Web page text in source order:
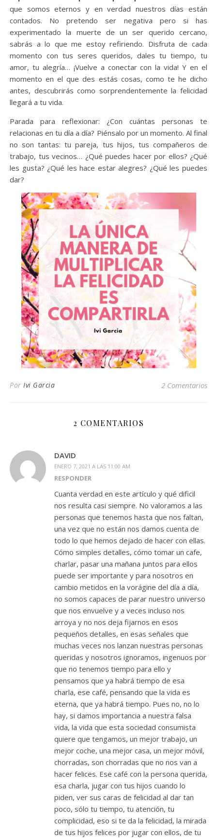
que somos eternos y en verdad nuestros días están
contados. No pretendo ser negativa pero si has
experimentado la muerte de un ser querido cercano,
sabrás a lo que me estoy refiriendo. Disfruta de cada
momento con tus seres queridos, dales tu tiempo, tu
amor, tu alegría… ¡Vuelve a conectar con la vida! Y en el
momento en el que des estás cosas, como te he dicho
antes, descubrirás como sorprendentemente la felicidad
llegará a tu vida.
Parada para reflexionar: ¿Con cuántas personas te
relacionas en tu día a día? Piénsalo por un momento. Al final
no son tantas: tu pareja, tus hijos, tus compañeros de
trabajo, tus vecinos… ¿Qué puedes hacer por ellos? ¿Qué
les gusta? ¿Qué les hace estar alegres? ¿Qué les puedes
dar?
Por Ivi Garcia 2 Comentarios
2 COMENTARIOS
DAVID
ENERO 7, 2021 A LAS 11:00 AM
RESPONDER
Cuanta verdad en este artículo y qué dificil
nos resulta casi siempre. No valoramos a las
personas que tenemos hasta que nos faltan,
una vez que no están nos damos cuenta de
todo lo que hemos dejado de hacer con ellas.
Cómo simples detalles, cómo tomar un cafe,
charlar, pasar una mañana juntos para ellos
puede ser importante y para nosotros en
cambio metidos en la vorágine del día a día,
no somos capaces de parar nuestro universo
que nos envuelve y a veces incluso nos
arroya y no nos deja fijarnos en esos
pequeños detalles, en esas señales que
muchas veces nos lanzan nuestras personas
queridas y nosotros ignoramos, ingenuos por
que no tenemos tiempo para ello y
pensamos que ya habrá tiempo de esa
charla, ese café, pensando que la vida es
eterna, que ya habrá tiempo. Pues no, no lo
hay, si damos importancia a nuestra falsa
vida, la vida que esta sociedad consumista
quiere que tengamos, un mejor trabajo, un
mejor coche, una mejor casa, un mejor móvil,
chorradas, son chorradas que no nos van a
hacer felices. Ese café con la persona querida,
esa charla, jugar con tus hijos cuando lo
piden, ver sus caras de felicidad al dar tan
poco, sólo tu tiempo, tu atención, tu
complicidad, eso si te da la felicidad, la mirada
de tus hijos felices por jugar con ellos, de tu